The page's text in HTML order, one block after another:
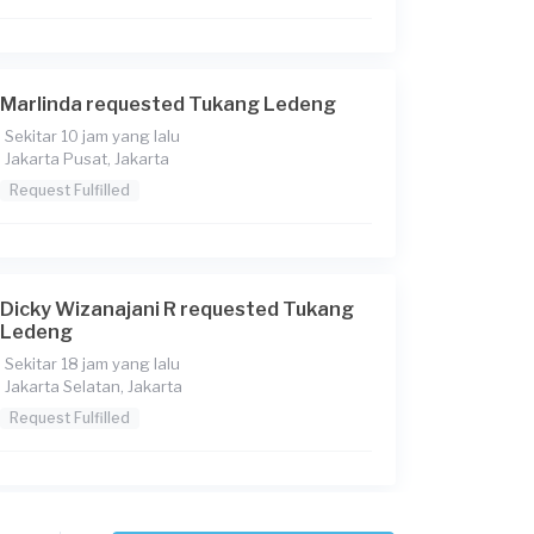
Marlinda requested Tukang Ledeng
Sekitar 10 jam yang lalu
Jakarta Pusat, Jakarta
Request Fulfilled
Dicky Wizanajani R requested Tukang
Ledeng
Sekitar 18 jam yang lalu
Jakarta Selatan, Jakarta
Request Fulfilled